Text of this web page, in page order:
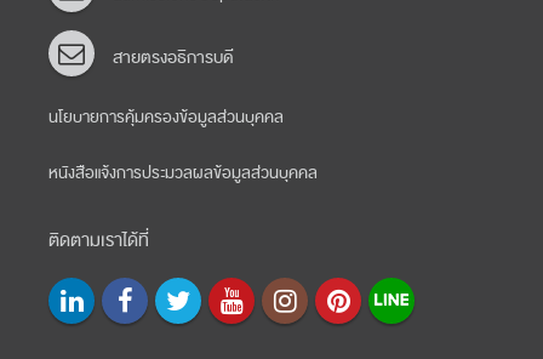
สายตรงอธิการบดี
นโยบายการคุ้มครองข้อมูลส่วนบุคคล
หนังสือแจ้งการประมวลผลข้อมูลส่วนบุคคล
ติดตามเราได้ที่